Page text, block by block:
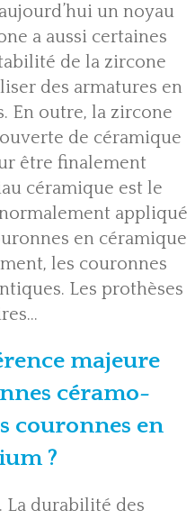
un noyau
a aussi certaines
de la zircone
des armatures en
En outre, la zircone
de céramique
être finalement
céramique est le
appliqué
en céramique
les couronnes
Les prothèses
majeure
céramo-
couronnes en
?
La durabilité des